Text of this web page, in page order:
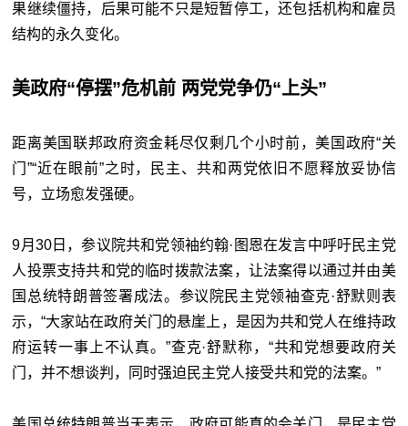
果继续僵持，后果可能不只是短暂停工，还包括机构和雇员
结构的永久变化。
美政府“停摆”危机前 两党党争仍“上头”
距离美国联邦政府资金耗尽仅剩几个小时前，美国政府“关
门”“近在眼前”之时，民主、共和两党依旧不愿释放妥协信
号，立场愈发强硬。
9月30日，参议院共和党领袖约翰·图恩在发言中呼吁民主党
人投票支持共和党的临时拨款法案，让法案得以通过并由美
国总统特朗普签署成法。参议院民主党领袖查克·舒默则表
示，“大家站在政府关门的悬崖上，是因为共和党人在维持政
府运转一事上不认真。”查克·舒默称，“共和党想要政府关
门，并不想谈判，同时强迫民主党人接受共和党的法案。”